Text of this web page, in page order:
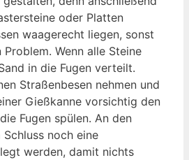
oder Platten
waagerecht liegen, sonst
Wenn alle Steine
in die Fugen verteilt.
Straßenbesen nehmen und
Gießkanne vorsichtig den
Fugen spülen. An den
Schluss noch eine
werden, damit nichts